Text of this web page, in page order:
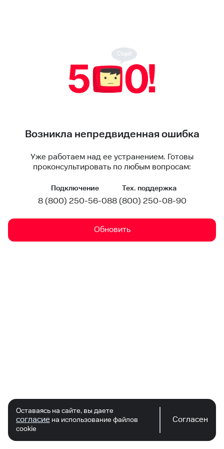
Возникла непредвиденная ошибка
Уже работаем над ее устранением. Готовы
проконсультировать по любым вопросам:
Подключение
8 (800) 250-56-08
Тех. поддержка
8 (800) 250-08-90
Обновить
Оставаясь на сайте, вы даете
согласие на использование файлов
cookie
Согласен